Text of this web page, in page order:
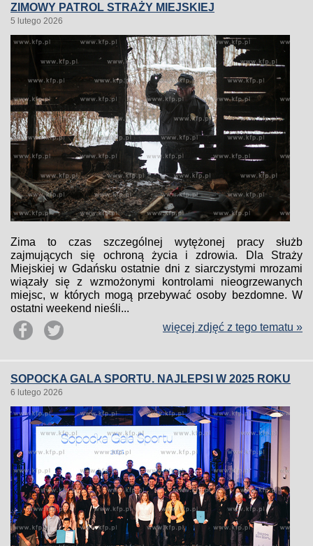
ZIMOWY PATROL STRAŻY MIEJSKIEJ
5 lutego 2026
Zima to czas szczególnej wytężonej pracy służb
zajmujących się ochroną życia i zdrowia. Dla Straży
Miejskiej w Gdańsku ostatnie dni z siarczystymi mrozami
wiązały się z wzmożonymi kontrolami nieogrzewanych
miejsc, w których mogą przebywać osoby bezdomne. W
ostatni weekend nieśli...
więcej zdjęć z tego tematu »
SOPOCKA GALA SPORTU. NAJLEPSI W 2025 ROKU
6 lutego 2026